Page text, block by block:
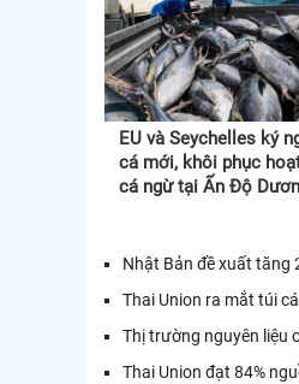
EU và Seychelles ký
cá mới, khôi phục
cá ngừ tại Ấn Độ
Nhật Bản đề xuất tăng
Thai Union ra mắt túi
Thị trường nguyên liệu
Thai Union đạt 84%